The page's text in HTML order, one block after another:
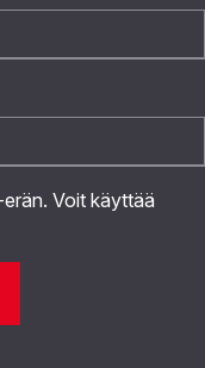
Voit käyttää